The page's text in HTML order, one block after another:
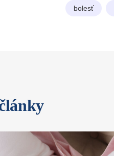
bolesť